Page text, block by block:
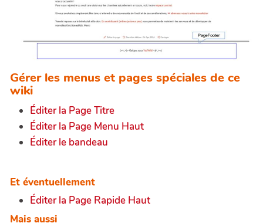
Gérer les menus et pages spéciales de ce
wiki
Éditer la Page Titre
Éditer la Page Menu Haut
Éditer le bandeau
Et éventuellement
Éditer la Page Rapide Haut
Mais aussi